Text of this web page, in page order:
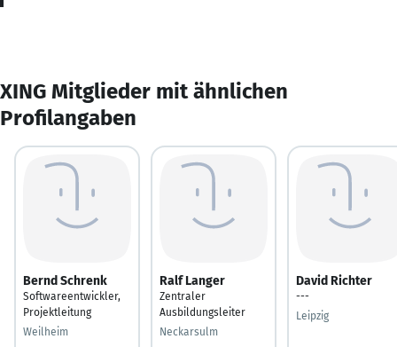
XING Mitglieder mit ähnlichen
Profilangaben
Bernd Schrenk
Softwareentwickler,
Projektleitung
Weilheim
Ralf Langer
Zentraler
Ausbildungsleiter
Neckarsulm
David Richter
---
Leipzig